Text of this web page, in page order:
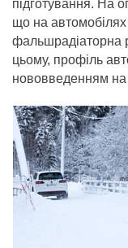
підготування. На
що на автомобілях
фальшрадіаторна
цьому, профіль
нововведенням на